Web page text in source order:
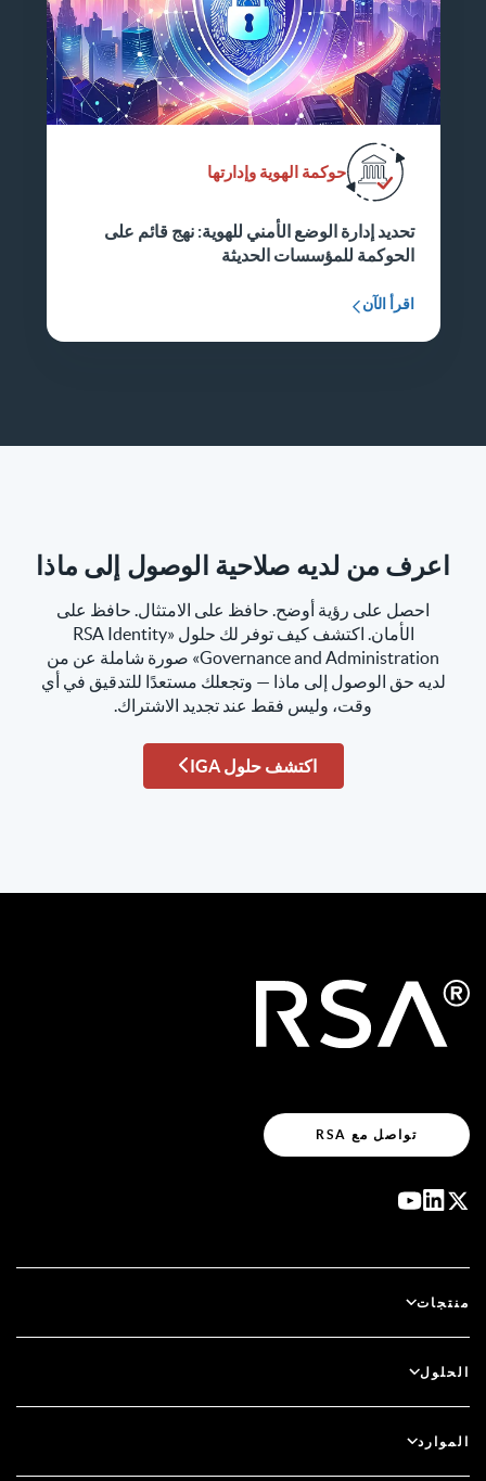
حوكمة الهوية وإدارتها
تحديد إدارة الوضع الأمني للهوية: نهج قائم على
الحوكمة للمؤسسات الحديثة
اقرأ الآن
اعرف من لديه صلاحية الوصول إلى ماذا
احصل على رؤية أوضح. حافظ على الامتثال. حافظ على
الأمان. اكتشف كيف توفر لك حلول «RSA Identity
Governance and Administration» صورة شاملة عن من
لديه حق الوصول إلى ماذا — وتجعلك مستعدًا للتدقيق في أي
وقت، وليس فقط عند تجديد الاشتراك.
اكتشف حلول IGA
تواصل مع RSA
منتجات
سكيور آي دي (SecurID)
الحوكمة ودورة الحياة
الحلول
المصادقة متعددة العوامل
الموارد